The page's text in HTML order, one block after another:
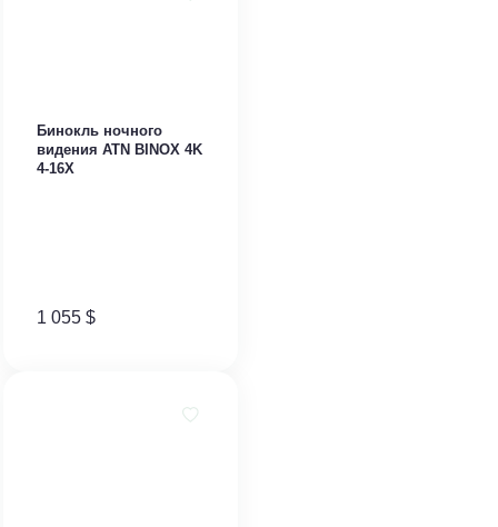
Бинокль ночного
видения ATN BINOX 4K
4-16X
1 055 $